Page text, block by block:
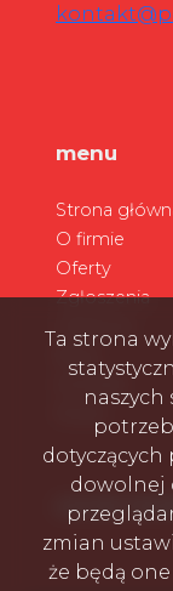
menu
Strona
O firmie
Oferty
Zgłoszenia
Kontakt
social
Ta strona
dowolnej
zmian
że będą